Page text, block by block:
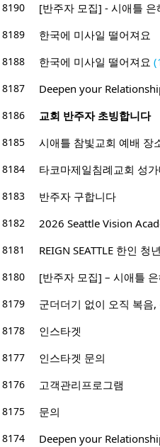
8190
[반주자 모집] - 시애틀 은
8189
한국에 미사일 떨어져요
8188
한국에 미사일 떨어져요
8187
Deepen your
8186
교회 반주자 초빙합니다
8185
시애틀 참빛교회 예배 장
8184
타코마제일침례교회 성
8183
반주자 구합니다
8182
2026 Seattle Vision
8181
REIGN SEATTLE 한인 청
8180
[반주자 모집] – 시애틀
8179
군더더기 없이 오직 복음
8178
인스타겟
8177
인스타겟 문의
8176
고객관리프로그램
8175
문의
8174
Deepen your